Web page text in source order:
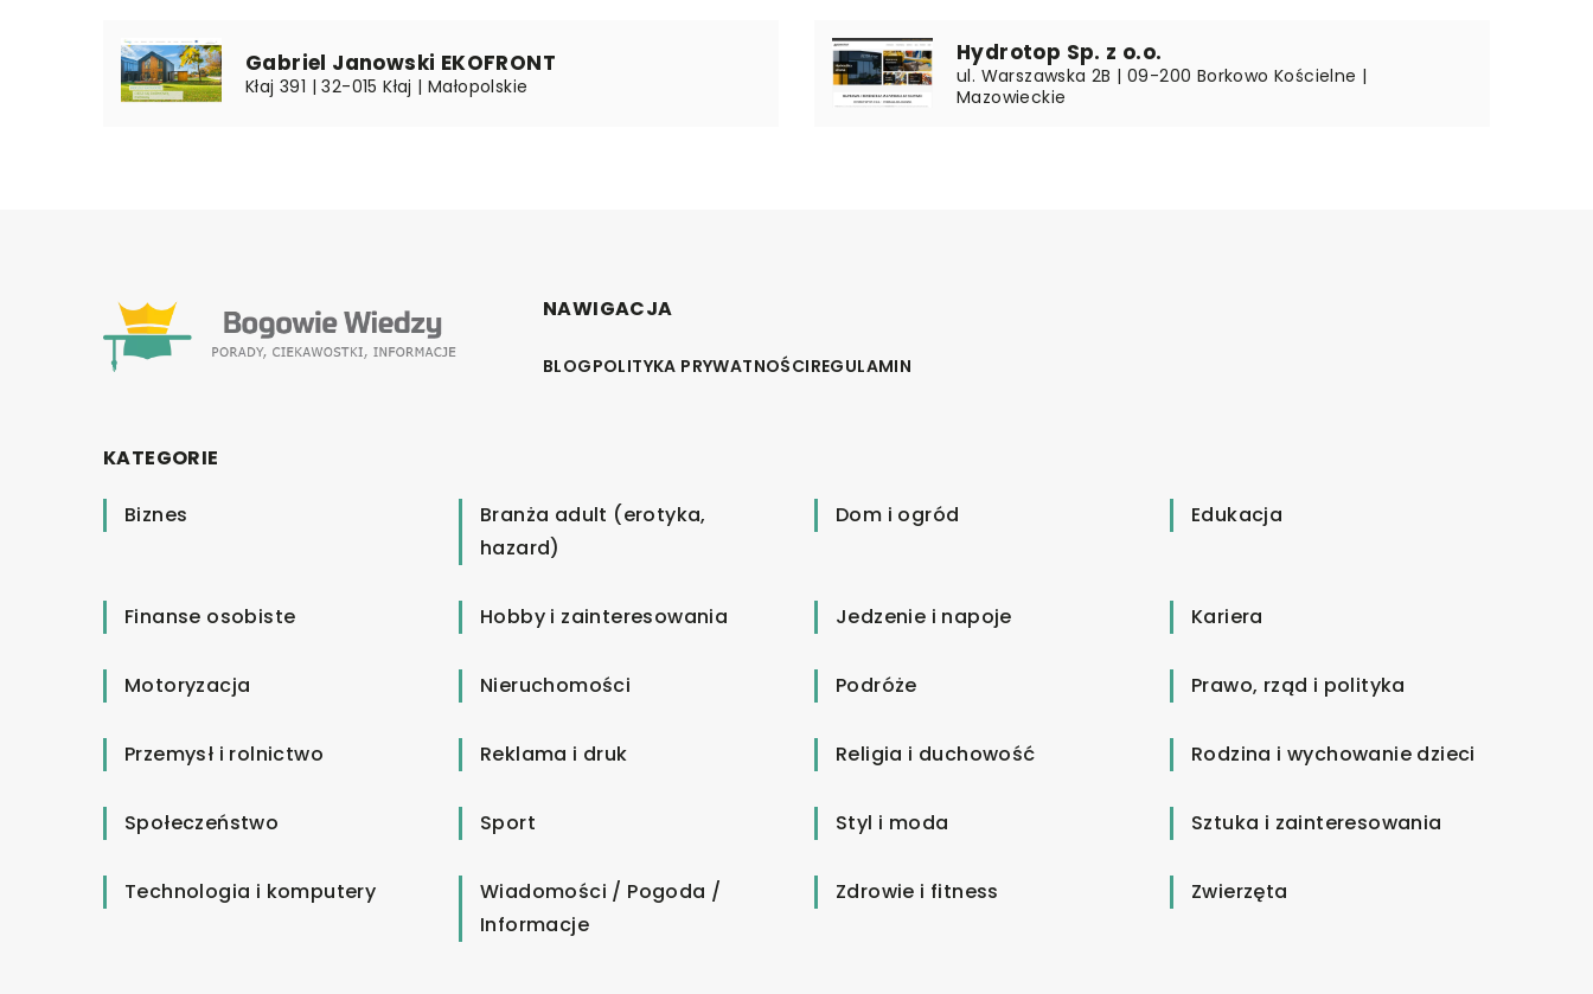
Gabriel Janowski EKOFRONT
Kłaj 391 | 32-015 Kłaj | Małopolskie
Hydrotop Sp. z o.o.
ul. Warszawska 2B | 09-200 Borkowo Kościelne |
Mazowieckie
NAWIGACJA
BLOGPOLITYKA PRYWATNOŚCIREGULAMIN
KATEGORIE
Biznes
Branża adult (erotyka,
hazard)
Dom i ogród Edukacja
Finanse osobiste Hobby i zainteresowania Jedzenie i napoje Kariera
Motoryzacja Nieruchomości Podróże Prawo, rząd i polityka
Przemysł i rolnictwo Reklama i druk Religia i duchowość Rodzina i wychowanie dzieci
Społeczeństwo Sport Styl i moda Sztuka i zainteresowania
Technologia i komputery
Wiadomości / Pogoda /
Informacje
Zdrowie i fitness Zwierzęta